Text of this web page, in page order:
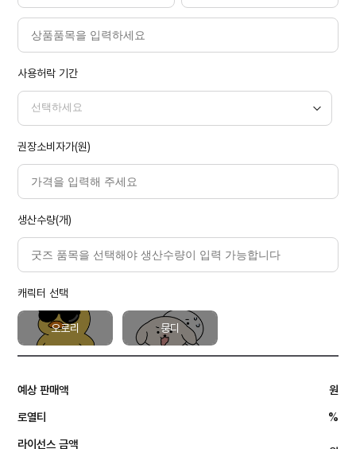
사용허락 기간
권장소비자가(원)
생산수량(개)
캐릭터 선택
오로리 뭉디
예상 판매액
원
로열티
%
라이선스 금액